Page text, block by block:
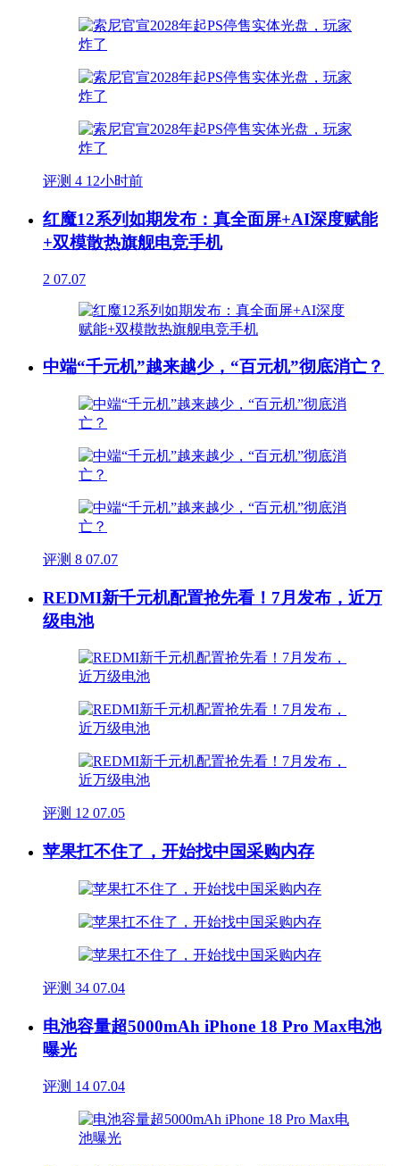
评测 4 12小时前
红魔12系列如期发布：真全面屏+AI深度赋能
+双模散热旗舰电竞手机
2 07.07
中端“千元机”越来越少，“百元机”彻底消亡？
评测 8 07.07
REDMI新千元机配置抢先看！7月发布，近万
级电池
评测 12 07.05
苹果扛不住了，开始找中国采购内存
评测 34 07.04
电池容量超5000mAh iPhone 18 Pro Max电池
曝光
评测 14 07.04